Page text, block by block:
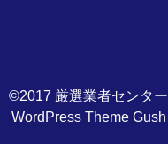
©2017 厳選業者センター
WordPress Theme Gush